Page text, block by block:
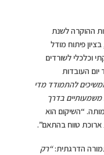
ההוקרה לשנת
בציון פיתוח מודל
וכלכלי לשורדים
העובדות
להתמודד מדי
משמעותיים בדרך
“השיקום הוא
ארוכת טווח בהתאם”.
הדרגתית:“רק